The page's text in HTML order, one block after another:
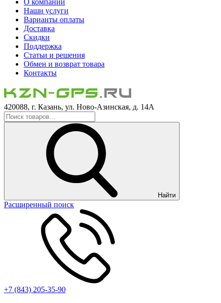
О компании
Наши услуги
Варианты оплаты
Доставка
Скидки
Поддержка
Статьи и решения
Обмен и возврат товара
Контакты
420088, г. Казань, ул. Ново-Азинская, д. 14А
Найти
Расширенный поиск
+7 (843) 205-35-90